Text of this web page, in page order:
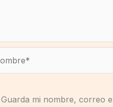
Guarda mi nombre, correo